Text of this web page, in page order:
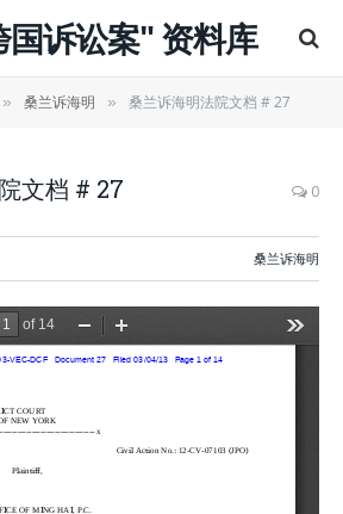
诉讼案" 资料库
» 桑兰诉海明 » 桑兰诉海明法院文档 # 27
文档 # 27 0
桑兰诉海明